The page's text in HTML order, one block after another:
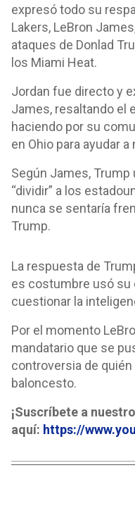
expresó todo su
Lakers, LeBron
ataques de Donlad
los Miami Heat.
Jordan fue directo y
James, resaltando el
haciendo por su
en Ohio para ayudar
Según James,
“dividir” a los
nunca se sentaría
Trump.
La respuesta de
es costumbre usó su
cuestionar la
Por el momento
mandatario que se
controversia de
baloncesto.
¡Suscríbete a
aquí: https://